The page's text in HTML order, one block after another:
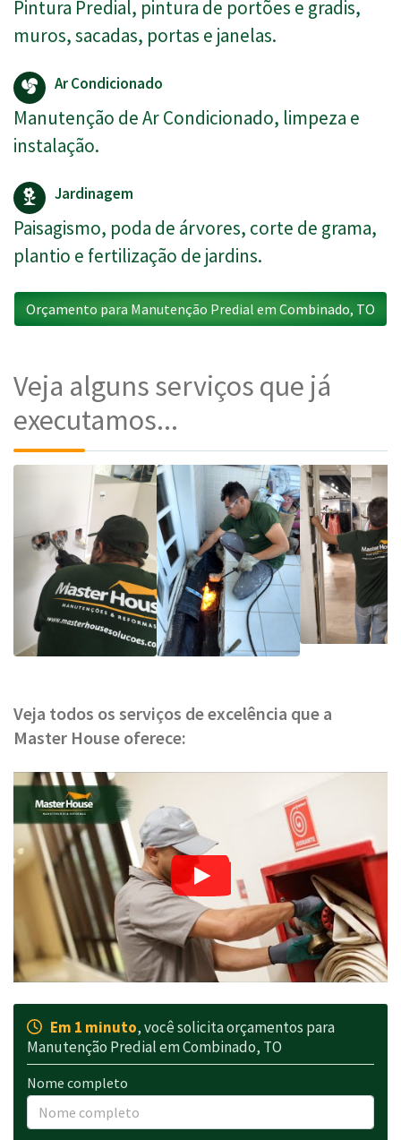
Pintura Predial, pintura de portões e gradis,
muros, sacadas, portas e janelas.
Ar Condicionado
Manutenção de Ar Condicionado, limpeza e
instalação.
Jardinagem
Paisagismo, poda de árvores, corte de grama,
plantio e fertilização de jardins.
Orçamento para Manutenção Predial em Combinado, TO
Veja alguns serviços que já
executamos...
Veja todos os serviços de excelência que a
Master House oferece:
Em 1 minuto, você solicita orçamentos para
Manutenção Predial em Combinado, TO
Nome completo